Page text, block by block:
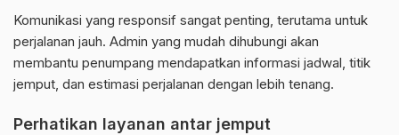
Komunikasi yang responsif sangat penting, terutama untuk
perjalanan jauh. Admin yang mudah dihubungi akan
membantu penumpang mendapatkan informasi jadwal, titik
jemput, dan estimasi perjalanan dengan lebih tenang.
Perhatikan layanan antar jemput